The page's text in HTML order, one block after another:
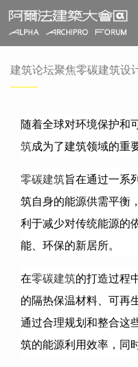
建筑论坛聚焦零碳建筑设
随着全球对环境保护和
筑成为了建筑领域的重
零碳建筑旨在通过一系
筑自身的能源供需平衡
利于减少对传统能源的
能、环保的新居所。
在零碳建筑的打造过程
的隔热保温材料、可再
通过合理规划和整合这
筑的能源利用效率，同